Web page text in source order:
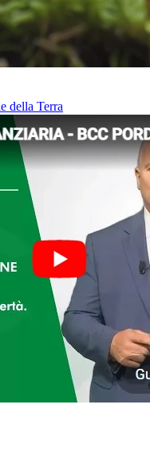
della Terra